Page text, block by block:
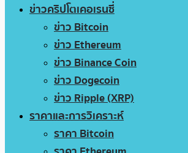
ข่าวคริปโตเคอเรนซี่
ข่าว Bitcoin
ข่าว Ethereum
ข่าว Binance Coin
ข่าว Dogecoin
ข่าว Ripple (XRP)
ราคาและการวิเคราะห์
ราคา Bitcoin